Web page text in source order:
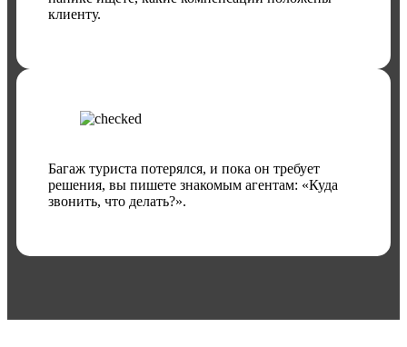
клиенту.
Багаж туриста потерялся, и пока он требует
решения, вы пишете знакомым агентам: «Куда
звонить, что делать?».